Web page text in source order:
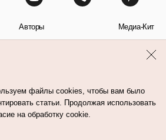
Авторы Медиа-Кит
файлы cookies, чтобы вам было
статьи. Продолжая использовать
на обработку cookie.